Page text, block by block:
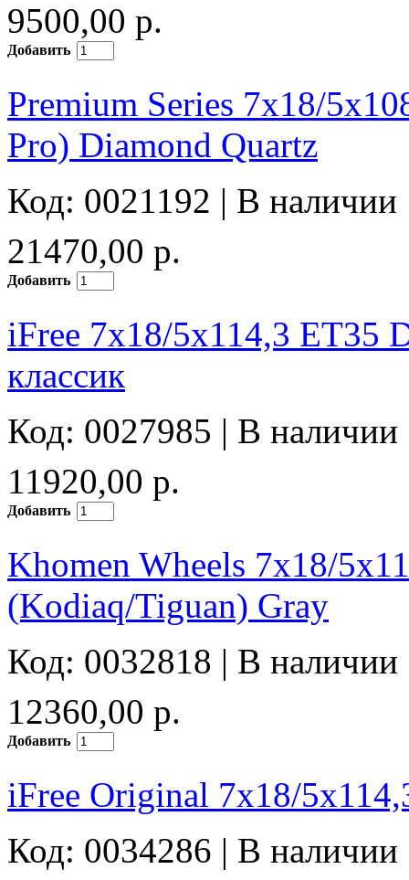
9500,00 р.
Добавить
Premium Series 7x18/
Pro) Diamond Quartz
Код: 0021192 | В наличии
21470,00 р.
Добавить
iFree 7x18/5x114,3 ET35
классик
Код: 0027985 | В наличии
11920,00 р.
Добавить
Khomen Wheels 7x18/
(Kodiaq/Tiguan) Gray
Код: 0032818 | В наличии
12360,00 р.
Добавить
iFree Original 7x18/
Код: 0034286 | В наличии